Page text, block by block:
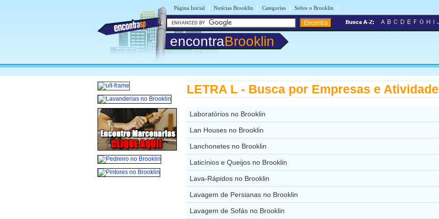
Página Inicial | Notícias Brooklin | Categorias | Sobre o Brooklin |
encontraBrooklin
LETRA L - Busca por Empresas e
Laboratórios no Brooklin
Lan Houses no Brooklin
Lanchonetes no Brooklin
Laticínios e Queijos no Brooklin
Lava-Rápidos no Brooklin
Lavagem de Persianas no Brooklin
Lavagem de Sofás no Brooklin